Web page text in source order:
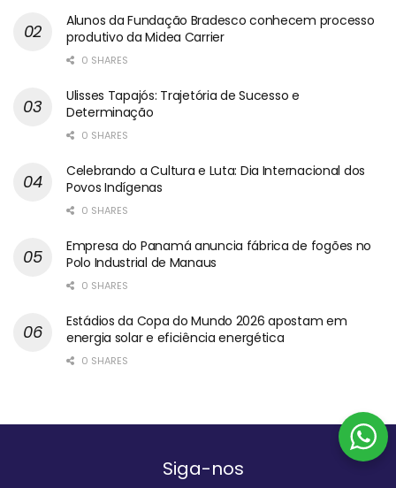
Alunos da Fundação Bradesco conhecem processo
produtivo da Midea Carrier
0 SHARES
Ulisses Tapajós: Trajetória de Sucesso e
Determinação
0 SHARES
Celebrando a Cultura e Luta: Dia Internacional dos
Povos Indígenas
0 SHARES
Empresa do Panamá anuncia fábrica de fogões no
Polo Industrial de Manaus
0 SHARES
Estádios da Copa do Mundo 2026 apostam em
energia solar e eficiência energética
0 SHARES
Siga-nos